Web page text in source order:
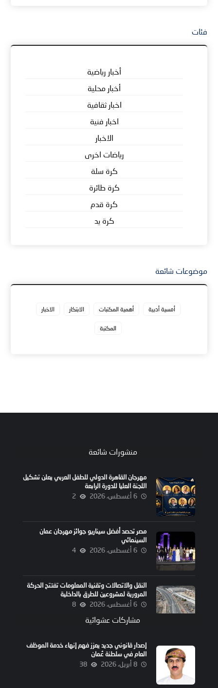
فئات
أخبار رياضية
أخبار محلية
اخبار ثقافية
اخبار فنية
الاخبار
رياضات اخرى
كرة سلة
كرة طائرة
كرة قدم
كرة يد
موضوعات شائعة
أمسية أدبية أهمية المكتبات الابتكار الاخبار
المكتبة
منشورات شائعة
مهرجان القاهرة الدولي للطفل العربي يعلن تشكيل
اللجنة العليا للدورة الرابعة
6 أغسطس، 2026 2
مصر تحصد أفضل سيناريو جوائز مهرجان عمان
السينمائي
6 أغسطس، 2026 4
النقل والاتصالات وتقنية المعلومات تفتتح الحركة
المرورية لمشروعين للطرق بالداخلية
6 أغسطس، 2026 8
مشاركات عشوائية
إصدار قانوني جديد يعزز فهم إنهاء خدمة الموظف
العام في سلطنة عُمان
8 أبريل، 2026 38